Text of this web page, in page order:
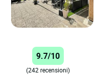
9.7/10
(242 recensioni)